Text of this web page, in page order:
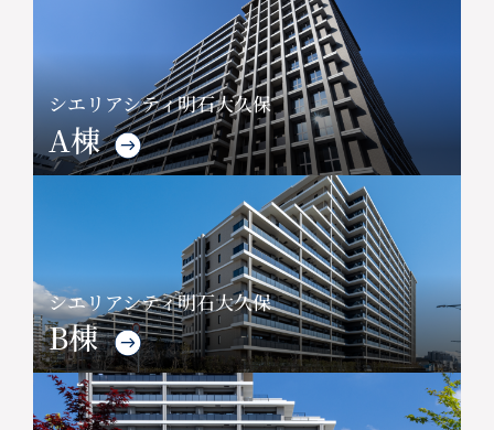
シエリアシティ明石大久保
A棟
シエリアシティ明石大久保
B棟